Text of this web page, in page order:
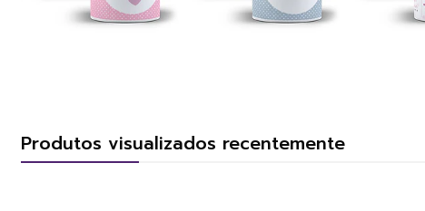
Produtos visualizados recentemente